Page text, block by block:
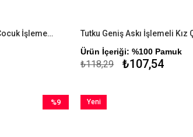
Tutku 6'lı Paket İp Askı Kız Çocuk İşlemeli Atlet
Tutku Geniş Askı İşlemeli Kız
Ürün İçeriği: %100 Pamuk
₺107,54
₺118,29
%9
Yeni